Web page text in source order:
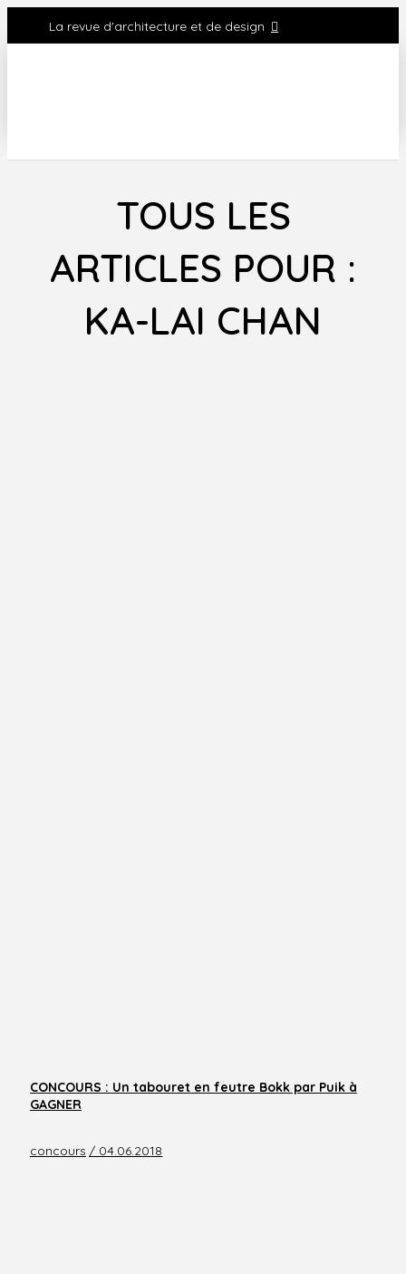
La revue d'architecture et de design
TOUS LES
ARTICLES POUR :
KA-LAI CHAN
CONCOURS : Un tabouret en feutre Bokk par Puik à
GAGNER
concours / 04.06.2018